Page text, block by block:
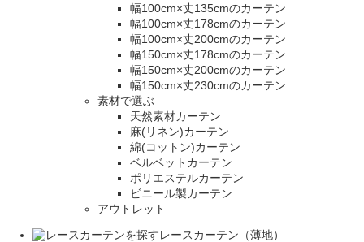
幅100cm×丈135cmのカーテン
幅100cm×丈178cmのカーテン
幅100cm×丈200cmのカーテン
幅150cm×丈178cmのカーテン
幅150cm×丈200cmのカーテン
幅150cm×丈230cmのカーテン
素材で選ぶ
天然素材カーテン
麻(リネン)カーテン
綿(コットン)カーテン
ベルベットカーテン
ポリエステルカーテン
ビニール製カーテン
アウトレット
レースカーテン（薄地）